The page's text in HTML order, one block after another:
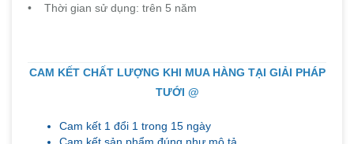
• Thời gian sử dụng: trên 5 năm
CAM KẾT CHẤT LƯỢNG KHI MUA HÀNG TẠI GIẢI PHÁP
TƯỚI @
Cam kết 1 đổi 1 trong 15 ngày
Cam kết sản phẩm đúng như mô tả